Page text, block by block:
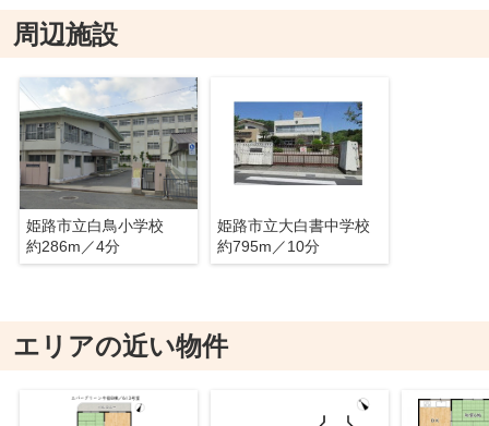
周辺施設
姫路市立白鳥小学校
約286m／4分
姫路市立大白書中学校
約795m／10分
エリアの近い物件